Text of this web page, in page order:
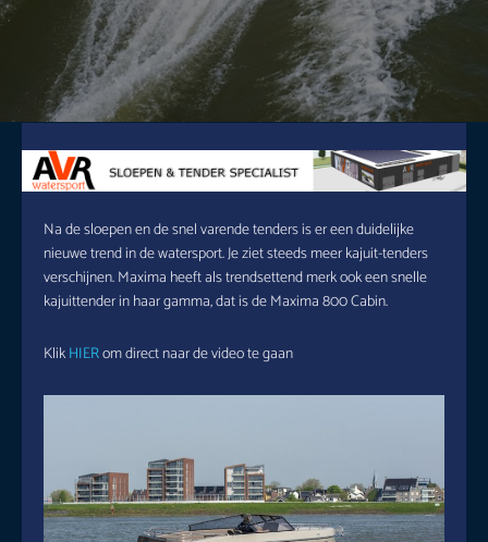
Na de sloepen en de snel varende tenders is er een duidelijke
nieuwe trend in de watersport. Je ziet steeds meer kajuit-tenders
verschijnen. Maxima heeft als trendsettend merk ook een snelle
kajuittender in haar gamma, dat is de Maxima 800 Cabin.
KlikHIERom direct naar de video te gaan